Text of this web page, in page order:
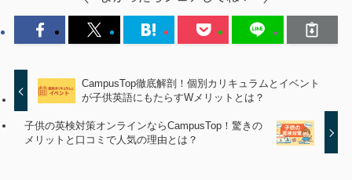
CampusTop徹底解剖！個別カリキュラムとイベント
が子供英語にもたらすWメリットとは？
子供の英検対策オンラインならCampusTop！驚きの
メリットと口コミで人気の理由とは？